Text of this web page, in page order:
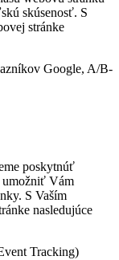
skúsenosť. S
stránke
Google, A/B-
poskytnúť
umožniť Vám
S Vaším
nasledujúce
Tracking)